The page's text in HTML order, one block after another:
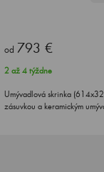
od 793 €
2 až 4 týždne
Umývadlová skrinka
zásuvkou a keramickým